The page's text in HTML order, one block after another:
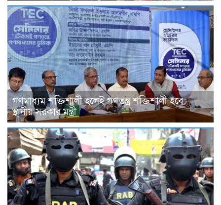
গণমাধ্যম শক্তিশালী হলেই গণতন্ত্র শক্তিশালী হবে:
স্থানীয় সরকার মন্ত্রী